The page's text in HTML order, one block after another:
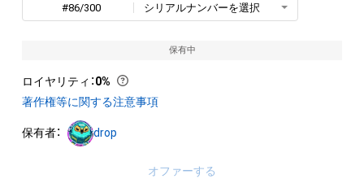
#86/300 シリアルナンバーを選択
保有中
ロイヤリティ ：0%
著作権等に関する注意事項
保有者： drop
オファーする